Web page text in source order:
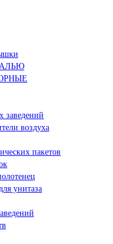
заведений
воздуха
пакетов
унитаза